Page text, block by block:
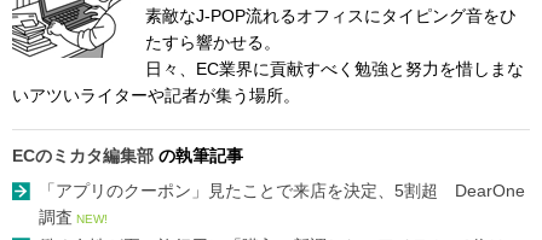
素敵なJ-POP流れるオフィスにタイピング音をひ
たすら響かせる。
日々、EC業界に貢献すべく勉強と努力を惜しまな
いアツいライターや記者が集う場所。
ECのミカタ編集部 の執筆記事
「アプリのクーポン」見たことで来店を決定、5割超 DearOne
調査 NEW!